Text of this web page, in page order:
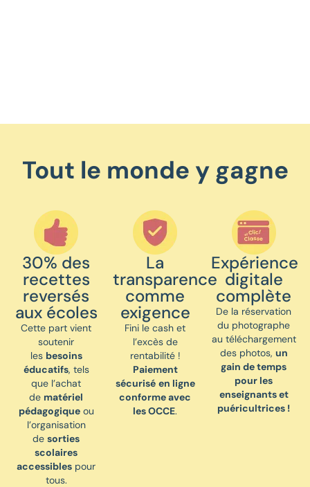
Tout le monde y gagne
30% des
recettes
reversés
aux écoles
Cette part vient
soutenir
les besoins
éducatifs, tels
que l’achat
de matériel
pédagogiqueou
l’organisation
desorties
scolaires
accessibles pour
tous.
La
transparence
comme
exigence
Fini le cash et
l’excès de
rentabilité !
Paiement
sécurisé en ligne
conforme avec
les OCCE.
Expérience
digitale
complète
De la réservation
du photographe
au téléchargement
des photos, un
gain de temps
pour les
enseignants et
puéricultrices !